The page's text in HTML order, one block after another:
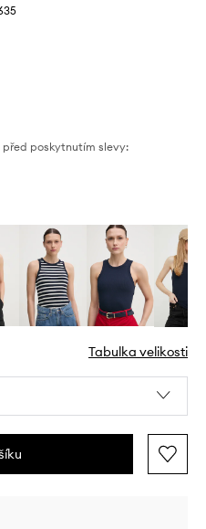
před poskytnutím slevy:
Tabulka velikosti